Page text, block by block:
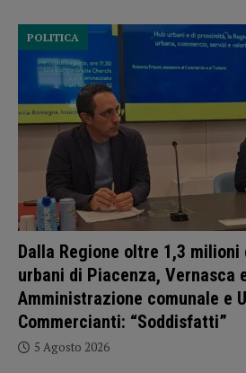
Dalla Regione oltre 1,3
urbani di Piacenza, Vernasca
Amministrazione comunale e
Commercianti: “Soddisfatti”
POLITICA
5 Agosto 2026